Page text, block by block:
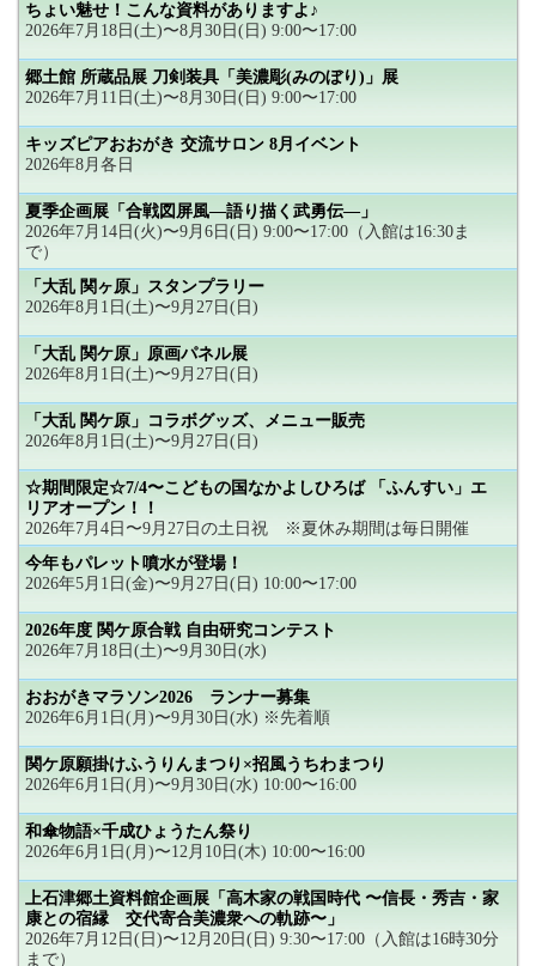
ちょい魅せ！こんな資料がありますよ♪
2026年7月18日(土)〜8月30日(日) 9:00〜17:00
郷土館 所蔵品展 刀剣装具「美濃彫(みのぼり)」展
2026年7月11日(土)〜8月30日(日) 9:00〜17:00
キッズピアおおがき 交流サロン 8月イベント
2026年8月各日
夏季企画展「合戦図屏風―語り描く武勇伝―」
2026年7月14日(火)〜9月6日(日) 9:00〜17:00（入館は16:30ま
で）
「大乱 関ヶ原」スタンプラリー
2026年8月1日(土)〜9月27日(日)
「大乱 関ケ原」原画パネル展
2026年8月1日(土)〜9月27日(日)
「大乱 関ケ原」コラボグッズ、メニュー販売
2026年8月1日(土)〜9月27日(日)
☆期間限定☆7/4〜こどもの国なかよしひろば 「ふんすい」エ
リアオープン！！
2026年7月4日〜9月27日の土日祝 ※夏休み期間は毎日開催
今年もパレット噴水が登場！
2026年5月1日(金)〜9月27日(日) 10:00〜17:00
2026年度 関ケ原合戦 自由研究コンテスト
2026年7月18日(土)〜9月30日(水)
おおがきマラソン2026 ランナー募集
2026年6月1日(月)〜9月30日(水) ※先着順
関ケ原願掛けふうりんまつり×招風うちわまつり
2026年6月1日(月)〜9月30日(水) 10:00〜16:00
和傘物語×千成ひょうたん祭り
2026年6月1日(月)〜12月10日(木) 10:00〜16:00
上石津郷土資料館企画展「高木家の戦国時代 〜信長・秀吉・家
康との宿縁 交代寄合美濃衆への軌跡〜」
2026年7月12日(日)〜12月20日(日) 9:30〜17:00（入館は16時30分
まで）